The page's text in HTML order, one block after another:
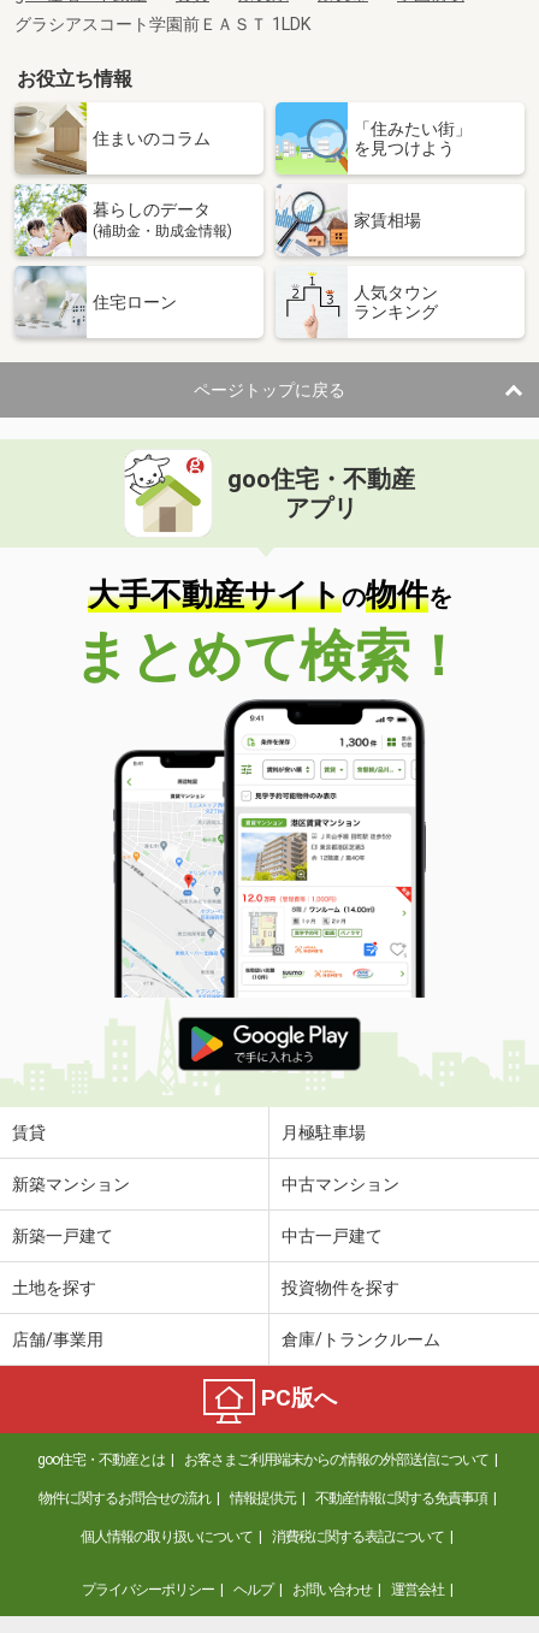
グラシアスコート学園前ＥＡＳＴ 1LDK
お役立ち情報
住まいのコラム
「住みたい街」
を見つけよう
暮らしのデータ
(補助金・助成金情報)
家賃相場
住宅ローン
人気タウン
ランキング
ページトップに戻る
goo住宅・不動産
アプリ
大手不動産サイトの物件を
まとめて検索！
賃貸 月極駐車場
新築マンション 中古マンション
新築一戸建て 中古一戸建て
土地を探す 投資物件を探す
店舗/事業用 倉庫/トランクルーム
PC版へ
goo住宅・不動産とは お客さまご利用端末からの情報の外部送信について
物件に関するお問合せの流れ 情報提供元 不動産情報に関する免責事項
個人情報の取り扱いについて 消費税に関する表記について
プライバシーポリシー ヘルプ お問い合わせ 運営会社